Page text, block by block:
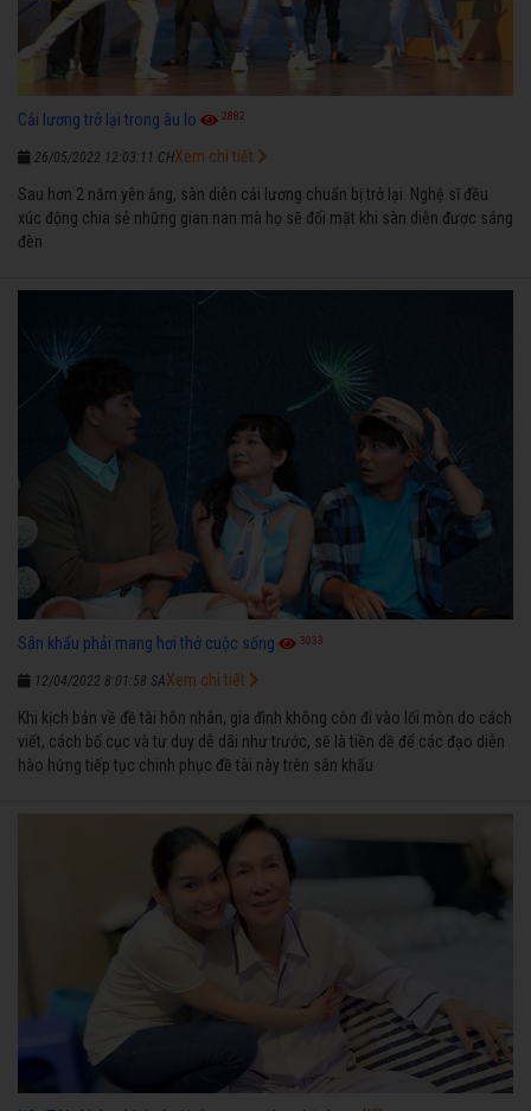
Cải lương trở lại trong âu lo 2882
26/05/2022 12:03:11 CH
Sau hơn 2 năm yên ắng, sàn diễn cải lương chuẩn bị trở lại. Nghệ sĩ đều
xúc động chia sẻ những gian nan mà họ sẽ đối mặt khi sàn diễn được sáng
đèn
Xem chi tiết
Sân khấu phải mang hơi thở cuộc sống 3033
12/04/2022 8:01:58 SA
Khi kịch bản về đề tài hôn nhân, gia đình không còn đi vào lối mòn do cách
viết, cách bố cục và tư duy dễ dãi như trước, sẽ là tiền đề để các đạo diễn
hào hứng tiếp tục chinh phục đề tài này trên sân khấu
Xem chi tiết